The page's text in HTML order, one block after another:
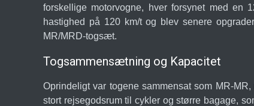
forskellige motorvogne, hver forsynet med en
hastighed på 120 km/t og blev senere
MR/MRD-togsæt.
Togsammensætning og Kapacitet
Oprindeligt var togene sammensat som MR-
stort rejsegodsrum til cykler og større bagage,